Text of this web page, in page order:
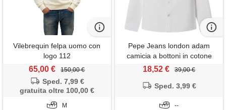
Vilebrequin felpa uomo con
logo 112
65,00 € 150,00 €
Sped. 7,99 €
gratuita oltre 100,00 €
M
Pepe Jeans london adam
camicia a bottoni in cotone
regular fit uomo, lavaggio blu
18,52 € 39,00 €
Sped. 3,99 €
--